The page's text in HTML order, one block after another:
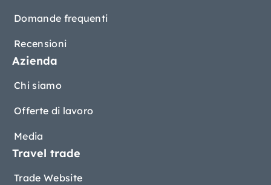
Domande frequenti
Recensioni
Azienda
Chi siamo
Offerte di lavoro
Media
Travel trade
Trade Website